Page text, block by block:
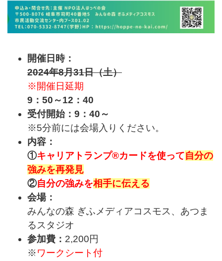
開催日時：
2024年8月31日（土）
※開催日延期
9：50～12：40
受付開始：9：40～
※5分前には会場入りください。
内容：
①キャリアトランプ®カードを使って自分の
強みを再発見
②自分の強みを相手に伝える
会場：
みんなの森 ぎふメディアコスモス、あつま
るスタジオ
参加費： 2,200円
※ワークシート付